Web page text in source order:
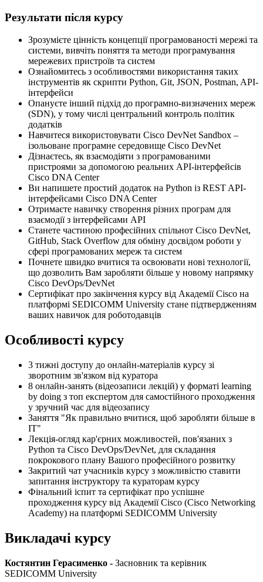
Результати після курсу
Зрозумієте цінність концепції програмованості мережі та
системи, вивчіть поняття та методи програмування
мережевих пристроїв та систем
Ознайомитесь з особливостями використання таких
інструментів як скрипти Python, Git, JSON, Postman, API-
інтерфейси
Опануєте інший підхід до програмно-визначених мереж
(SDN), у тому числі центральний контроль політик
додатків
Навчитеся використовувати Cisco DevNet Sandbox –
ізольоване програмне середовище Cisco DevNet
Дізнаєтесь, як взаємодіяти з програмованими
пристроями за допомогою реальних API-інтерфейсів
Cisco DNA Center
Ви напишете простий додаток на Python із REST API-
інтерфейсами Cisco DNA Center
Отримаєте навичку створення різних програм для
взаємодії з інтерфейсами API
Станете частиною професійних спільнот Cisco DevNet,
GitHub, Stack Overflow для обміну досвідом роботи у
сфері програмованих мереж та систем
Почнете швидко вчитися та освоювати нові технології,
що дозволить Вам заробляти більше у новому напрямку
Cisco DevOps/DevNet
Сертифікат про закінчення курсу від Академії Cisco на
платформі SEDICOMM University стане підтвердженням
ваших навичок для роботодавців
Особливості курсу
3 тижні доступу до онлайн-матеріалів курсу зі
зворотним зв'язком від куратора
8 онлайн-занять (відеозаписи лекцій) у форматі learning
by doing з топ експертом для самостійного проходження
у зручний час для відеозапису
Заняття "Як правильно вчитися, щоб заробляти більше в
ІТ"
Лекція-огляд кар'єрних можливостей, пов'язаних з
Python та Cisco DevOps/DevNet, для складання
покрокового плану Вашого професійного розвитку
Закритий чат учасників курсу з можливістю ставити
запитання інструктору та кураторам курсу
Фінальний іспит та сертифікат про успішне
проходження курсу від Академії Cisco (Cisco Networking
Academy) на платформі SEDICOMM Universitу
Викладачі курсу
Костянтин Герасименко - Засновник та керівник
SEDICOMM University